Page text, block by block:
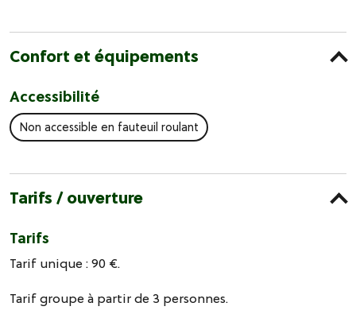
Confort et équipements
Accessibilité
Non accessible en fauteuil roulant
Tarifs / ouverture
Tarifs
Tarif unique : 90 €.
Tarif groupe à partir de 3 personnes.